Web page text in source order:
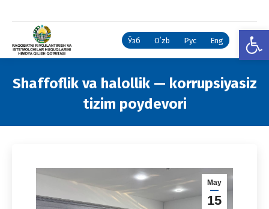
Ўзб Oʻzb Рус Eng
Shaffoflik va halollik — korrupsiyasiz
tizim poydevori
May
15